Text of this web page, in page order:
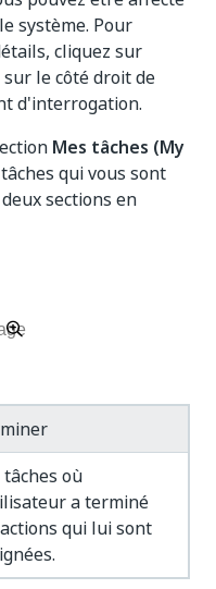
système. Pour
cliquez sur
le côté droit de
d'interrogation.
Mes tâches (My
qui vous sont
sections en
tâches où
a terminé
qui lui sont